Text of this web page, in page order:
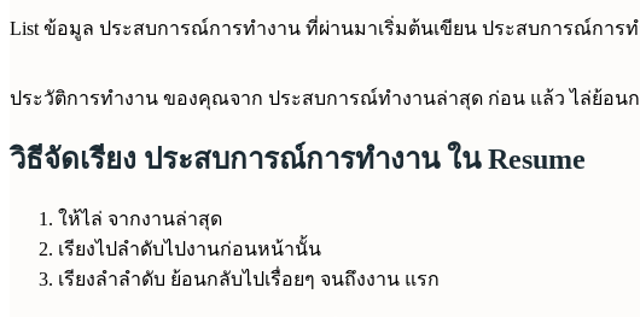
List ข้อมูล ประสบการณ์การทำงาน ที่ผ่านมาเริ่มต้นเขียน ประสบการณ์การ
ประวัติการทำงาน ของคุณจาก ประสบการณ์ทำงานล่าสุด ก่อน แล้ว ไล่ย้อนก
วิธีจัดเรียง ประสบการณ์การทำงาน ใน Resume
ให้ไล่ จากงานล่าสุด
เรียงไปลำดับไปงานก่อนหน้านั้น
เรียงลำลำดับ ย้อนกลับไปเรื่อยๆ จนถึงงาน แรก